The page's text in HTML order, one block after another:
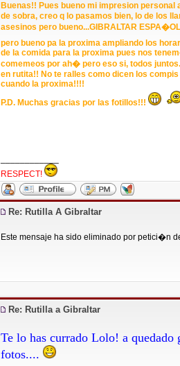
Buenas!! Pues bueno mi impresion
de sobra, creo q lo pasamos bien, lo de los
asesinos pero bueno...GIBRALTAR
pero bueno pa la proxima ampliando los
de la comida para la proxima pues nos
comemeos por ah� pero eso si, todos
en rutita!! No te ralles como dicen los
cuando la proxima!!!!
P.D. Muchas gracias por las fotillos!!!
RESPECT!
Re: Rutilla A Gibraltar
Este mensaje ha sido eliminado por petici�n
Re: Rutilla a Gibraltar
Te lo has currado Lolo! a
fotos....